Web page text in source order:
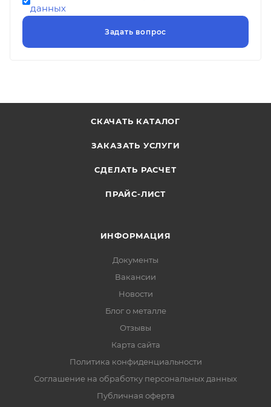
данных
СКАЧАТЬ КАТАЛОГ
ЗАКАЗАТЬ УСЛУГИ
СДЕЛАТЬ РАСЧЕТ
ПРАЙС-ЛИСТ
ИНФОРМАЦИЯ
Документы
Вакансии
Новости
Блог о металле
Отзывы
Карта сайта
Политика конфиденциальности
Соглашение на обработку персональных данных
Публичная оферта